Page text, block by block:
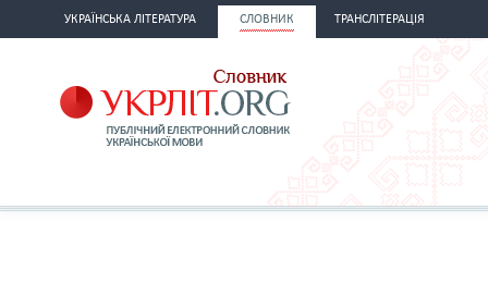
УКРАЇНСЬКА ЛІТЕРАТУРА СЛОВНИК ТРАНСЛІТЕРАЦІЯ